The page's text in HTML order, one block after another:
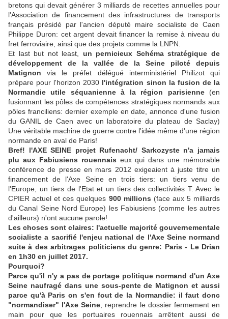
bretons qui devait générer 3 milliards de recettes annuelles pour
l'Association de financement des infrastructures de transports
français présidé par l'ancien député maire socialiste de Caen
Philippe Duron: cet argent devait financer la remise à niveau du
fret ferroviaire, ainsi que des projets comme la LNPN.
Et last but not least, un pernicieux Schéma stratégique de
développement de la vallée de la Seine piloté depuis
Matignon via le préfet délégué interministériel Philizot qui
prépare pour l'horizon 2030 l'intégration sinon la fusion de la
Normandie utile séquanienne à la région parisienne(en
fusionnant les pôles de compétences stratégiques normands aux
pôles franciliens: dernier exemple en date, annonce d'une fusion
du GANIL de Caen avec un laboratoire du plateau de Saclay)
Une véritable machine de guerre contre l'idée même d'une région
normande en aval de Paris!
Bref! l'AXE SEINE projet Rufenacht/ Sarkozyste n'a jamais
plu aux Fabiusiens rouennais eux qui dans une mémorable
conférence de presse en mars 2012 exigeaient à juste titre un
financement de l'Axe Seine en trois tiers: un tiers venu de
l'Europe, un tiers de l'Etat et un tiers des collectivités T. Avec le
CPIER actuel et ces quelques 900 millions (face aux 5 milliards
du Canal Seine Nord Europe) les Fabiusiens (comme les autres
d'ailleurs) n'ont aucune parole!
Les choses sont claires: l'actuelle majorité gouvernementale
socialiste a sacrifié l'enjeu national de l'Axe Seine normand
suite à des arbitrages politiciens du genre: Paris - Le Drian
en 1h30 en juillet 2017.
Pourquoi?
Parce qu'il n'y a pas de portage politique normand d'un Axe
Seine naufragé dans une sous-pente de Matignon et aussi
parce qu'à Paris on s'en fout de la Normandie: il faut donc
"normandiser" l'Axe Seine , reprendre le dossier fermement en
main pour que les portuaires rouennais arrêtent aussi de